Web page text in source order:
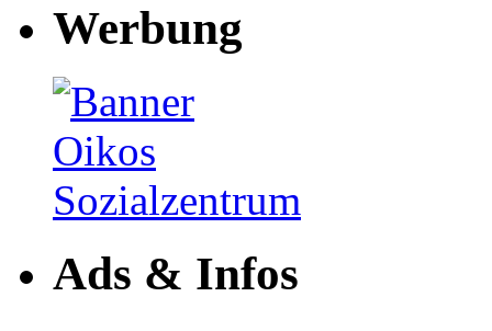
Werbung
Ads & Infos